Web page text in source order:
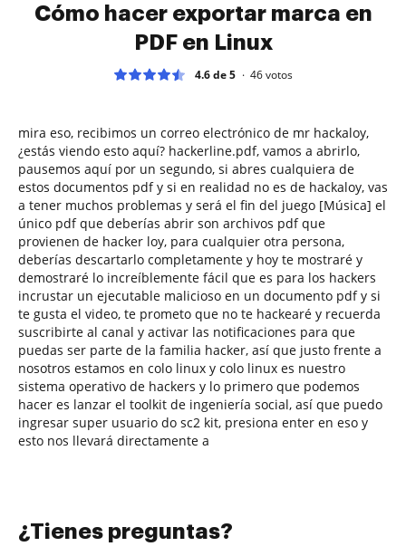
Cómo hacer exportar marca en
PDF en Linux
4.6 de 5 46votos
mira eso, recibimos un correo electrónico de mr hackaloy,
¿estás viendo esto aquí? hackerline.pdf, vamos a abrirlo,
pausemos aquí por un segundo, si abres cualquiera de
estos documentos pdf y si en realidad no es de hackaloy, vas
a tener muchos problemas y será el fin del juego [Música] el
único pdf que deberías abrir son archivos pdf que
provienen de hacker loy, para cualquier otra persona,
deberías descartarlo completamente y hoy te mostraré y
demostraré lo increíblemente fácil que es para los hackers
incrustar un ejecutable malicioso en un documento pdf y si
te gusta el video, te prometo que no te hackearé y recuerda
suscribirte al canal y activar las notificaciones para que
puedas ser parte de la familia hacker, así que justo frente a
nosotros estamos en colo linux y colo linux es nuestro
sistema operativo de hackers y lo primero que podemos
hacer es lanzar el toolkit de ingeniería social, así que puedo
ingresar super usuario do sc2 kit, presiona enter en eso y
esto nos llevará directamente a
¿Tienes preguntas?